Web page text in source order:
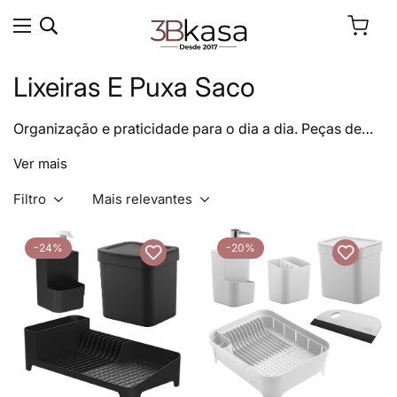
Lixeiras E Puxa Saco
Organização e praticidade para o dia a dia. Peças de
funcionais, unindo eficiência, beleza e sofisticação.
Ver mais
Filtro Mais relevantes
-24% -20%